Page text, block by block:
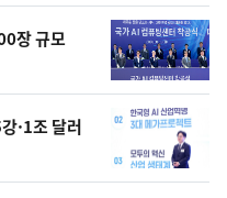
장 규모
·1조 달러